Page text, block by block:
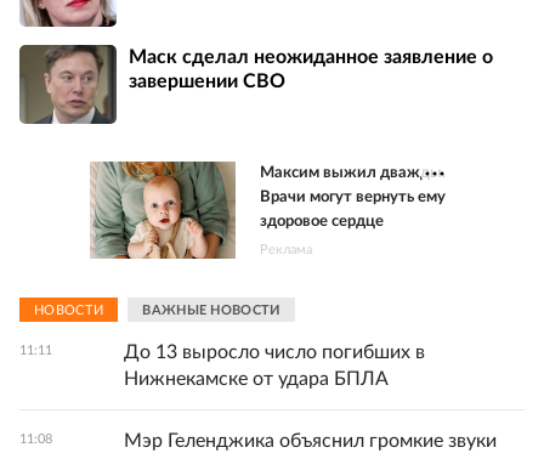
Маск сделал неожиданное заявление о
завершении СВО
Максим выжил дважды.
Врачи могут вернуть ему
здоровое сердце
Реклама
НОВОСТИ ВАЖНЫЕ НОВОСТИ
11:11
До 13 выросло число погибших в
Нижнекамске от удара БПЛА
11:08
Мэр Геленджика объяснил громкие звуки